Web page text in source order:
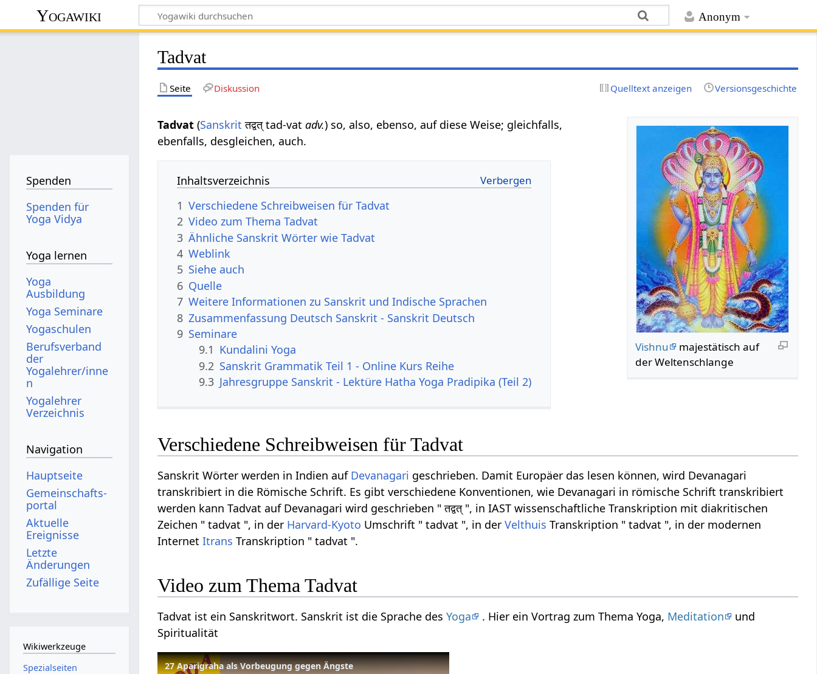
Anonym
Yogawiki
Tadvat
Seite Diskussion Quelltext anzeigen Versionsgeschichte
Vishnu
majestätisch auf
der Weltenschlange
Tadvat (Sanskrit तद्वत् tad-vatadv.) so, also, ebenso, auf diese Weise; gleichfalls,
ebenfalls, desgleichen, auch.
Inhaltsverzeichnis
1 Verschiedene Schreibweisen für Tadvat
2 Video zum Thema Tadvat
3 Ähnliche Sanskrit Wörter wie Tadvat
4 Weblink
5 Siehe auch
6 Quelle
7 Weitere Informationen zu Sanskrit und Indische Sprachen
8 Zusammenfassung Deutsch Sanskrit - Sanskrit Deutsch
9 Seminare
9.1 Kundalini Yoga
9.2 Sanskrit Grammatik Teil 1 - Online Kurs Reihe
9.3 Jahresgruppe Sanskrit - Lektüre Hatha Yoga Pradipika (Teil 2)
Verschiedene Schreibweisen für Tadvat
Sanskrit Wörter werden in Indien auf Devanagari geschrieben. Damit Europäer das lesen können, wird Devanagari
transkribiert in die Römische Schrift. Es gibt verschiedene Konventionen, wie Devanagari in römische Schrift transkribiert
werden kann Tadvat auf Devanagari wird geschrieben " तद्वत् ", in IAST wissenschaftliche Transkription mit diakritischen
Zeichen " tadvat ", in der Harvard-Kyoto Umschrift " tadvat ", in derVelthuis Transkription " tadvat ", in der modernen
InternetItrans Transkription " tadvat ".
Video zum Thema Tadvat
Tadvat ist ein Sanskritwort. Sanskrit ist die Sprache desYoga . Hier ein Vortrag zum Thema Yoga, Meditation
und
Spiritualität
27 Aparigraha als Vorbeugung gegen Ängste
Spenden
Spenden für
Yoga Vidya
Yoga lernen
Yoga
Ausbildung
Yoga Seminare
Yogaschulen
Berufsverband
der
Yogalehrer/inne
n
Yogalehrer
Verzeichnis
Navigation
Hauptseite
Gemeinschafts­
portal
Aktuelle
Ereignisse
Letzte
Änderungen
Zufällige Seite
Wikiwerkzeuge
Spezialseiten